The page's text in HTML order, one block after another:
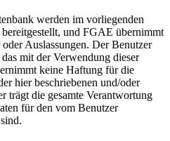
werden im vorliegenden
und FGAE übernimmt
Auslassungen. Der Benutzer
mit der Verwendung dieser
keine Haftung für die
hier beschriebenen und/oder
trägt die gesamte Verantwortung
für den vom Benutzer